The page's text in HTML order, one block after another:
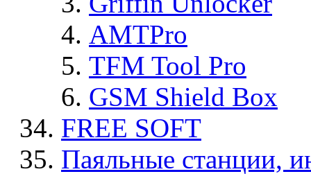
AMTPro
TFM Tool Pro
GSM Shield Box
FREE SOFT
Паяльные станции,